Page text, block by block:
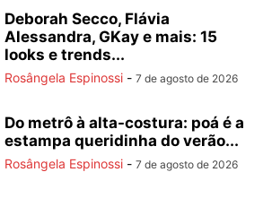
Deborah Secco, Flávia
Alessandra, GKay e mais: 15
looks e trends...
Rosângela Espinossi - 7 de agosto de 2026
Do metrô à alta-costura: poá é a
estampa queridinha do verão...
Rosângela Espinossi - 7 de agosto de 2026